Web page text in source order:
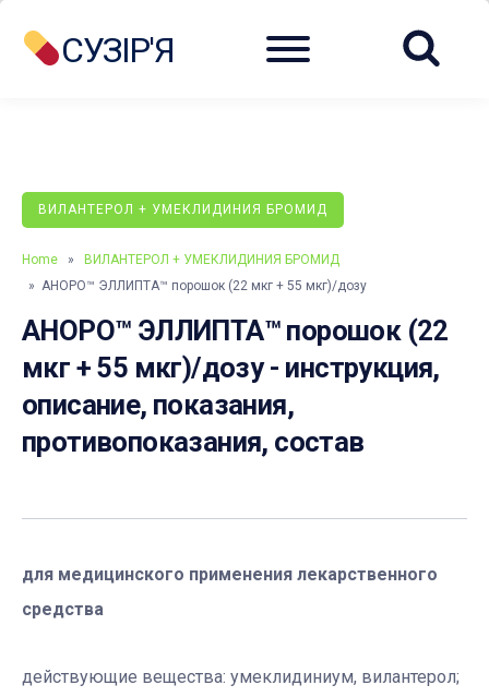
СУЗІР'Я Menu
ВИЛАНТЕРОЛ + УМЕКЛИДИНИЯ БРОМИД
Home »
ВИЛАНТЕРОЛ + УМЕКЛИДИНИЯ БРОМИД
» АНОРО™ ЭЛЛИПТА™ порошок (22 мкг + 55 мкг)/дозу
АНОРО™ ЭЛЛИПТА™ порошок (22
мкг + 55 мкг)/дозу - инструкция,
описание, показания,
противопоказания, состав
для медицинского применения лекарственного
средства
действующие вещества: умеклидиниум, вилантерол;